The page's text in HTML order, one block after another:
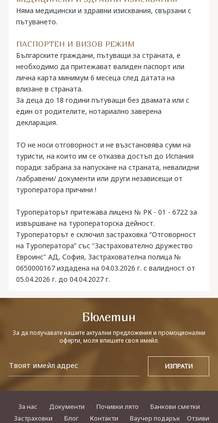
Няма медицински и здравни изисквания, свързани с
пътуването.
ПАСПОРТЕН И ВИЗОВ РЕЖИМ
Българските граждани, пътуващи за страната, е
необходимо да притежават валиден паспорт или
лична карта минимум 6 месеца след датата на
влизане в страната.
За деца до 18 години пътуващи без двамата или с
един от родителите, нотариално заверена
декларация.
ТО не носи отговорност и не възстановява суми на
туристи, на които им се отказва достъп до Испания
поради: забрана за напускане на страната, невалидни
/забравени/ документи или други независещи от
туроператора причини !
Туроператорът притежава лиценз № РК - 01 - 6722 за
извършване на туроператорска дейност.
Туроператорът е сключил застраховка “Отговорност
на Туроператора” със "Застрахователно дружество
Евроинс" АД, София, Застрахователна полица №
0650000167 издадена на 04.03.2026 г. с валидност от
05.04.2026 г. до 04.04.2027 г.
Бюлетин
За да получавате нашите актуални предложения и промоционални
оферти, моля впишете своя имейл.
За нас Документи Почивки лято
Банкови сметки
Застраховки
Блог Контакти Ваучер подарък Отзиви